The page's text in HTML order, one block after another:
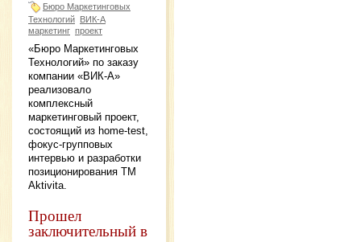
Бюро Маркетинговых
Технологий ВИК-А
маркетинг проект
«Бюро Маркетинговых
Технологий» по заказу
компании «ВИК-А»
реализовало
комплексный
маркетинговый проект,
состоящий из home-test,
фокус-групповых
интервью и разработки
позиционирования ТМ
Aktivita.
Прошел
заключительный в